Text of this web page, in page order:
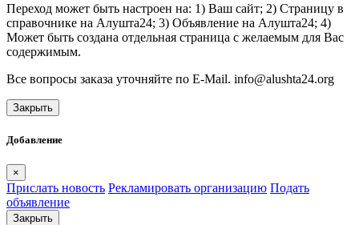
Переход может быть настроен на: 1) Ваш сайт; 2) Страницу в
справочнике на Алушта24; 3) Объявление на Алушта24; 4)
Может быть создана отдельная страница с желаемым для Вас
содержимым.
Все вопросы заказа уточняйте по E-Mail. info@alushta24.org
Закрыть
Добавление
×
Прислать новость Рекламировать организацию Подать
объявление
Закрыть